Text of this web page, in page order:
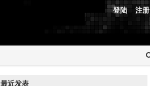
登陆 注册
最近发表